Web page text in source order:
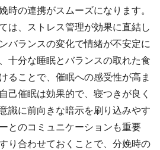
時の連携がスムーズになります。
は、ストレス管理が効果に直結し
バランスの変化で情緒が不安定に
十分な睡眠とバランスの取れた食
ることで、催眠への感受性が高ま
己催眠は効果的で、寝つきが良く
識に前向きな暗示を刷り込みやす
とのコミュニケーションも重要
り合わせておくことで、分娩時の